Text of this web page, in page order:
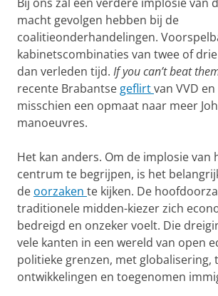
macht gevolgen hebben bij de
coalitieonderhandelingen.
kabinetscombinaties van twee of
dan verleden tijd. If you can’t beat
recente Brabantse geflirtvan VVD
misschien een opmaat naar meer
manoeuvres.
Het kan anders. Om de implosie van
centrum te begrijpen, is het
de oorzaken te kijken. De
traditionele midden-kiezer zich
bedreigd en onzeker voelt. Die
vele kanten in een wereld van open
politieke grenzen, met globalisering,
ontwikkelingen en toegenomen